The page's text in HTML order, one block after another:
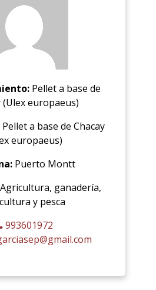
Pellet a base de
(Ulex europaeus)
Pellet a base de Chacay
europaeus)
Puerto Montt
Agricultura, ganadería,
y pesca
993601972